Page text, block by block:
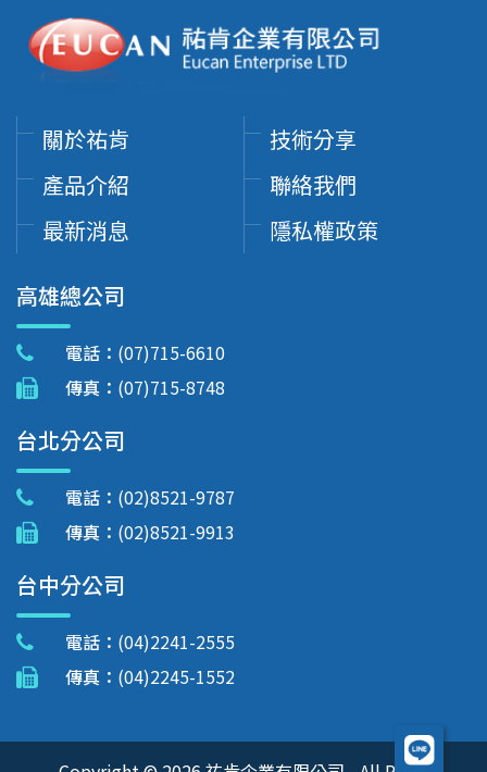
關於祐肯
產品介紹
最新消息
技術分享
聯絡我們
隱私權政策
高雄總公司
電話： (07)715-6610
傳真： (07)715-8748
台北分公司
電話： (02)8521-9787
傳真： (02)8521-9913
台中分公司
電話： (04)2241-2555
傳真： (04)2245-1552